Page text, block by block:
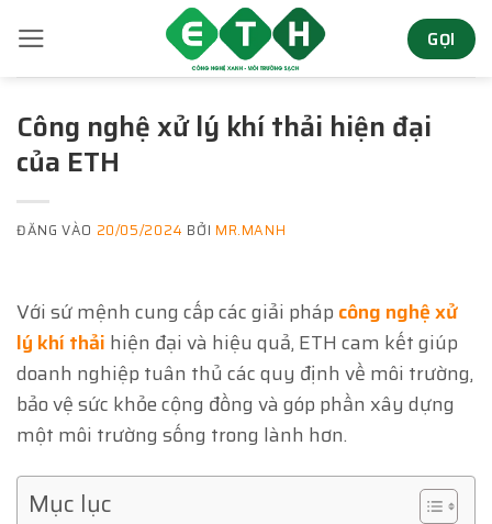
qua
nội
dung
GỌI
Công nghệ xử lý khí thải hiện đại
của ETH
ĐĂNG VÀO 20/05/2024 BỞI MR.MANH
Với sứ mệnh cung cấp các giải pháp công nghệ xử
lý khí thải hiện đại và hiệu quả, ETH cam kết giúp
doanh nghiệp tuân thủ các quy định về môi trường,
bảo vệ sức khỏe cộng đồng và góp phần xây dựng
một môi trường sống trong lành hơn.
Mục lục